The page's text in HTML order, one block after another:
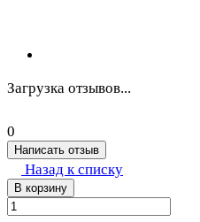
Загрузка отзывов...
0
Написать отзыв
Назад к списку
В корзину